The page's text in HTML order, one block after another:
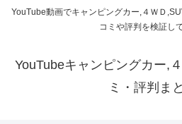
YouTube動画でキャンピングカー,４ＷＤ
コミや評判を検証し
YouTubeキャンピングカー,
ミ・評判ま